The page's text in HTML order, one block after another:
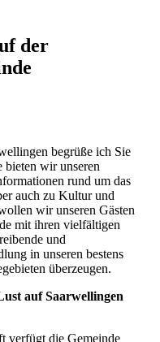
der
begrüße ich Sie
bieten wir unseren
rund um das
auch zu Kultur und
wir unseren Gästen
mit ihren vielfältigen
und
in unseren bestens
überzeugen.
auf Saarwellingen
verfügt die Gemeinde